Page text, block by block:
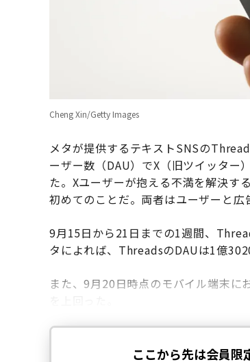
Cheng Xin/Getty Images
メタが提供するテキストSNSの
ーザー数（DAU）でX（旧ツイッタ
た。Xユーザーが抱える不満を解決す
初めてのことだ。両者はユーザーと広
9月15日から21日までの1週間、
タによれば、ThreadsのDAUは1億
また、9月20日時点のモバイル端末